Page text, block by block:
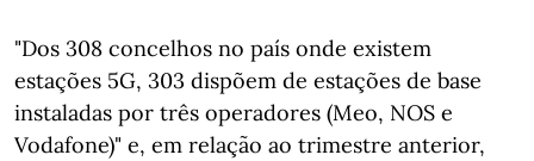
"Dos 308 concelhos no país onde existem
estações 5G, 303 dispõem de estações de base
instaladas por três operadores (Meo, NOS e
Vodafone)" e, em relação ao trimestre anterior,